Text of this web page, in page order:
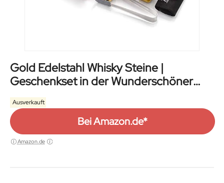
Gold Edelstahl Whisky Steine |
Geschenkset in der Wunderschöner
Holzkiste | Hohe Kühltechnologie
Ausverkauft
Bei Amazon.de*
Amazon.de